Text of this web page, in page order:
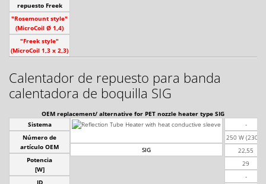
repuesto Freek
"Rosemount style"
(MicroCoil Ø 1,4)
"Freek style"
(MicroCoil 1,3 x 2,3)
Calentador de repuesto para banda
calentadora de boquilla SIG
OEM replacement/ alternative for PET nozzle heater type SIG
Sistema
Número de
artículo OEM
Potencia
[W]
ID
SIG
-
250 W (230 V)
22,55
29
-